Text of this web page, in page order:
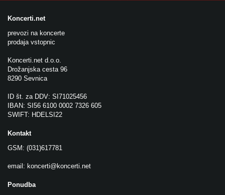
Koncerti.net
prevozi na koncerte
prodaja vstopnic
Koncerti.net d.o.o.
Drožanjska cesta 96
8290 Sevnica
ID št. za DDV: SI71025456
IBAN: SI56 6100 0002 7326 605
SWIFT: HDELSI22
Kontakt
GSM: (031)617781
email: koncerti@koncerti.net
Ponudba